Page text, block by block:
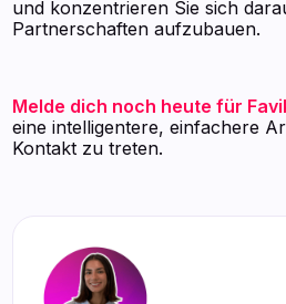
und konzentrieren Sie sich
Partnerschaften aufzubauen.
Melde dich noch heute für
eine intelligentere, einfachere
Kontakt zu treten.